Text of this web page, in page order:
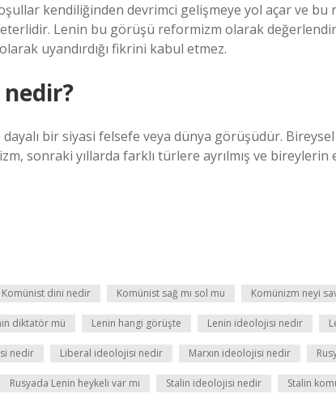
kendiliğinden devrimci gelişmeye yol açar ve bu
Lenin bu görüşü reformizm olarak
uyandırdığı fikrini kabul etmez.
bir siyasi felsefe veya dünya görüşüdür.
sonraki yıllarda farklı türlere ayrılmış ve
Komünist dini nedir Komünist sağ mı sol mu Komünizm neyi
diktatör mü Lenin hangi görüşte Lenin ideolojisi nedir
nedir Liberal ideolojisi nedir Marxın ideolojisi nedir
Rusyada Lenin heykeli var mı Stalin ideolojisi nedir Stalin